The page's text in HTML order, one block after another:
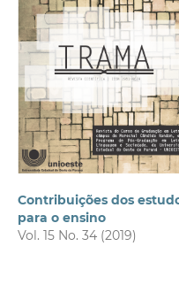
Contribuições dos
para o ensino
Vol. 15 No. 34 (2019)